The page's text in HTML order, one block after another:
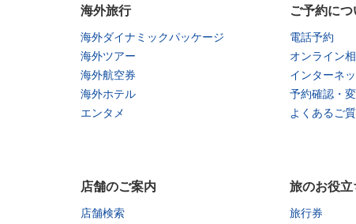
海外旅行
海外ダイナミックパッケージ
海外ツアー
海外航空券
海外ホテル
エンタメ
ご予約につ
電話予約
オンライン
インターネ
予約確認・
よくあるご
店舗のご案内
店舗検索
旅のお役立
旅行券